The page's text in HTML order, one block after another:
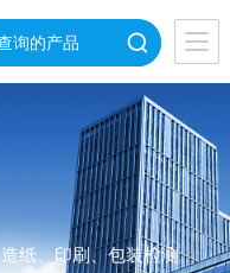
造纸、印刷、包装检测